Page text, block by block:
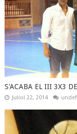
S'ACABA EL III 3X3
Juliol 22, 2014